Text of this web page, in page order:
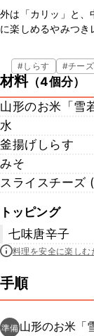
外は「カリッ」と、
に楽しめるやみつ
ます。粒立ちのよ
なくても、満足感
さいね！
#しらす #チーズ
材料（4個分）
山形のお米「雪
水
釜揚げしらす
みそ
スライスチーズ
トッピング
七味唐辛子
料理を安全に楽しむ
手順
準備 山形のお米「